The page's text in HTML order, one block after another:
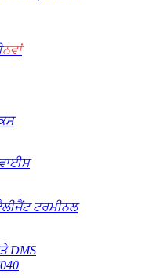
ਨਵਾਂ
ਟਰਮੀਨਲ
DMS